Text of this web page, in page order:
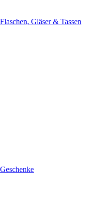
Flaschen, Gläser & Tassen
Geschenke